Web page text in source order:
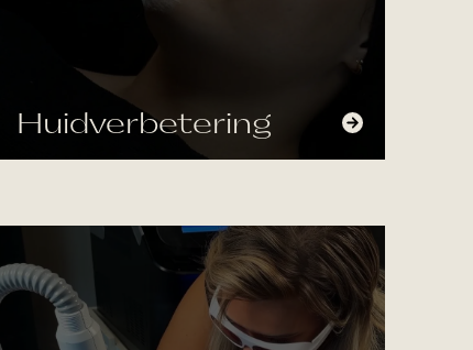
Huidverbetering